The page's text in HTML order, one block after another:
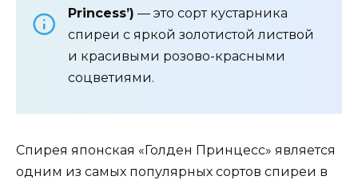
Princess’) — это сорт кустарника
спиреи с яркой золотистой листвой
и красивыми розово-красными
соцветиями.
Спирея японская «Голден Принцесс» является
одним из самых популярных сортов спиреи в